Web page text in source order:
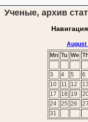
Ученые, архив
August
Mn Tu We
3 4 5
6
10
11 12
17
18 19
24
25 26
31